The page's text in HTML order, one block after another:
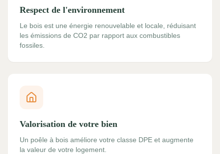
Respect de l'environnement
Le bois est une énergie renouvelable et locale, réduisant
les émissions de CO2 par rapport aux combustibles
fossiles.
Valorisation de votre bien
Un poêle à bois améliore votre classe DPE et augmente
la valeur de votre logement.